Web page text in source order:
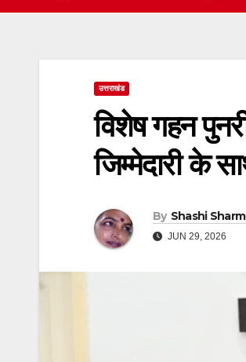
उत्तराखंड
विशेष गहन
जिम्मेदारी के
By Shashi
JUN 29, 2026